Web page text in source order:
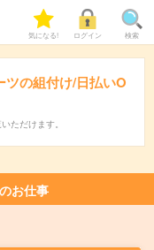
気になる! ログイン 検索
ツの組付け/日払いO
ただけます。
お仕事